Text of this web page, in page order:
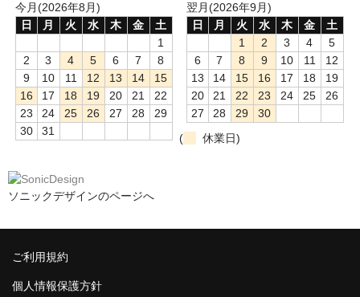
今月(2026年8月)
日
月 火 水 木 金
土
1
2
3 4 5 6 7
8
9
10 11 12 13 14
15
16
17 18 19 20 21
22
23
24 25 26 27 28
29
30
31
翌月(2026年9月)
日
月 火 水 木 金
土
1
2 3 4
5
6
7 8 9 10 11
12
13
14 15 16 17 18
19
20
21 22 23 24 25
26
27
28 29
30
(
休業日)
ソニックデザインのページへ
ご利用規約
個人情報保護方針